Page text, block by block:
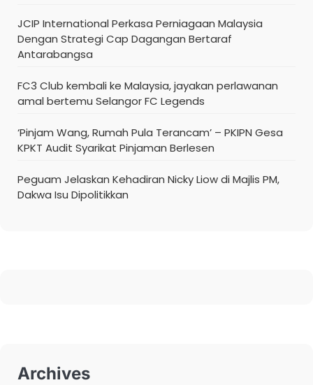
JCIP International Perkasa Perniagaan Malaysia
Dengan Strategi Cap Dagangan Bertaraf
Antarabangsa
FC3 Club kembali ke Malaysia, jayakan perlawanan
amal bertemu Selangor FC Legends
‘Pinjam Wang, Rumah Pula Terancam’ – PKIPN Gesa
KPKT Audit Syarikat Pinjaman Berlesen
Peguam Jelaskan Kehadiran Nicky Liow di Majlis PM,
Dakwa Isu Dipolitikkan
Archives